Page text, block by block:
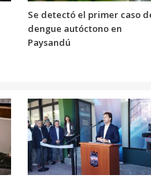
Se detectó el primer caso
dengue autóctono en
Paysandú